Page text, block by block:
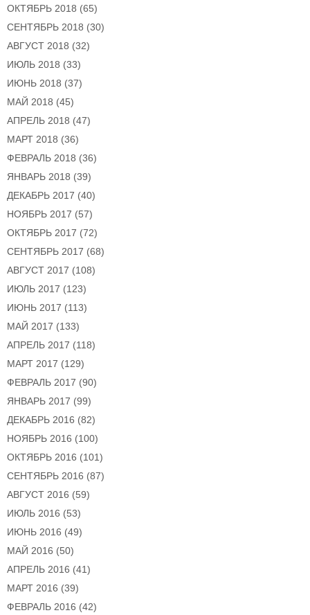
ОКТЯБРЬ 2018 (65)
СЕНТЯБРЬ 2018 (30)
АВГУСТ 2018 (32)
ИЮЛЬ 2018 (33)
ИЮНЬ 2018 (37)
МАЙ 2018 (45)
АПРЕЛЬ 2018 (47)
МАРТ 2018 (36)
ФЕВРАЛЬ 2018 (36)
ЯНВАРЬ 2018 (39)
ДЕКАБРЬ 2017 (40)
НОЯБРЬ 2017 (57)
ОКТЯБРЬ 2017 (72)
СЕНТЯБРЬ 2017 (68)
АВГУСТ 2017 (108)
ИЮЛЬ 2017 (123)
ИЮНЬ 2017 (113)
МАЙ 2017 (133)
АПРЕЛЬ 2017 (118)
МАРТ 2017 (129)
ФЕВРАЛЬ 2017 (90)
ЯНВАРЬ 2017 (99)
ДЕКАБРЬ 2016 (82)
НОЯБРЬ 2016 (100)
ОКТЯБРЬ 2016 (101)
СЕНТЯБРЬ 2016 (87)
АВГУСТ 2016 (59)
ИЮЛЬ 2016 (53)
ИЮНЬ 2016 (49)
МАЙ 2016 (50)
АПРЕЛЬ 2016 (41)
МАРТ 2016 (39)
ФЕВРАЛЬ 2016 (42)